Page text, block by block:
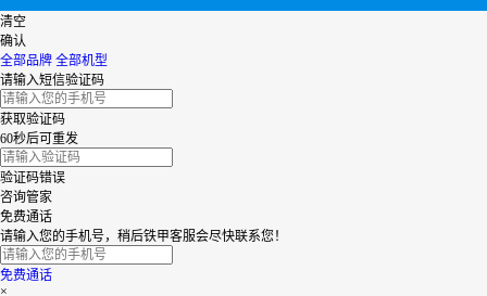
新疆
香港
云南
浙江
清空
确认
全部品牌 全部机型
请输入短信验证码
获取验证码
60秒后可重发
验证码错误
咨询管家
免费通话
请输入您的手机号，稍后铁甲客服会尽快联系您！
免费通话
×